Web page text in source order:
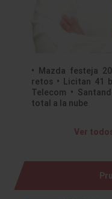
• Mazda festeja
retos • Licitan 41
Telecom •
total a la nube
Ver